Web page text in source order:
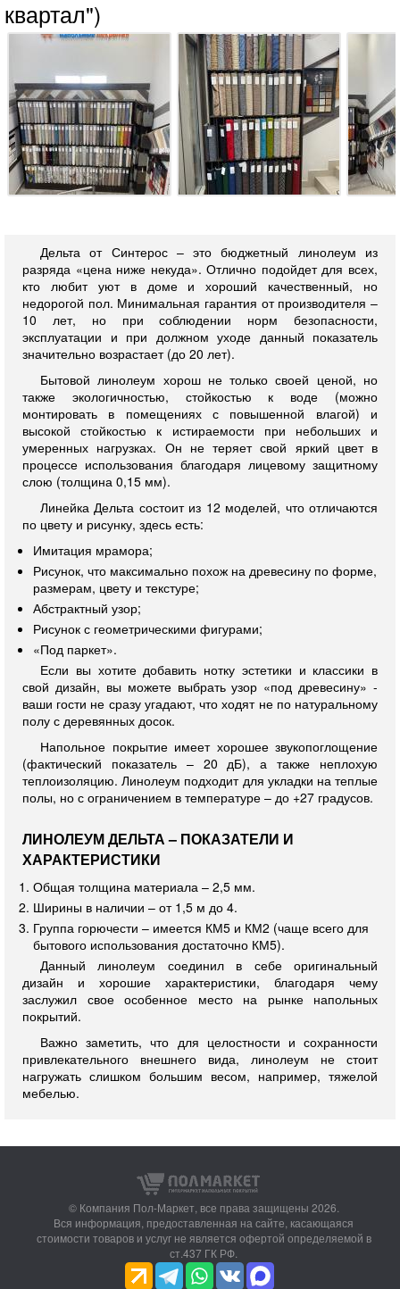
квартал")
Дельта от Синтерос – это бюджетный линолеум из
разряда «цена ниже некуда». Отлично подойдет для всех,
кто любит уют в доме и хороший качественный, но
недорогой пол. Минимальная гарантия от производителя –
10 лет, но при соблюдении норм безопасности,
эксплуатации и при должном уходе данный показатель
значительно возрастает (до 20 лет).
Бытовой линолеум хорош не только своей ценой, но
также экологичностью, стойкостью к воде (можно
монтировать в помещениях с повышенной влагой) и
высокой стойкостью к истираемости при небольших и
умеренных нагрузках. Он не теряет свой яркий цвет в
процессе использования благодаря лицевому защитному
слою (толщина 0,15 мм).
Линейка Дельта состоит из 12 моделей, что отличаются
по цвету и рисунку, здесь есть:
Имитация мрамора;
Рисунок, что максимально похож на древесину по форме,
размерам, цвету и текстуре;
Абстрактный узор;
Рисунок с геометрическими фигурами;
«Под паркет».
Если вы хотите добавить нотку эстетики и классики в
свой дизайн, вы можете выбрать узор «под древесину» -
ваши гости не сразу угадают, что ходят не по натуральному
полу с деревянных досок.
Напольное покрытие имеет хорошее звукопоглощение
(фактический показатель – 20 дБ), а также неплохую
теплоизоляцию. Линолеум подходит для укладки на теплые
полы, но с ограничением в температуре – до +27 градусов.
ЛИНОЛЕУМ ДЕЛЬТА – ПОКАЗАТЕЛИ И
ХАРАКТЕРИСТИКИ
Общая толщина материала – 2,5 мм.
Ширины в наличии – от 1,5 м до 4.
Группа горючести – имеется КМ5 и КМ2 (чаще всего для
бытового использования достаточно КМ5).
Данный линолеум соединил в себе оригинальный
дизайн и хорошие характеристики, благодаря чему
заслужил свое особенное место на рынке напольных
покрытий.
Важно заметить, что для целостности и сохранности
привлекательного внешнего вида, линолеум не стоит
нагружать слишком большим весом, например, тяжелой
мебелью.
© Компания Пол-Маркет, все права защищены 2026.
Вся информация, предоставленная на сайте, касающаяся
стоимости товаров и услуг не является офертой определяемой в
ст.437 ГК РФ.